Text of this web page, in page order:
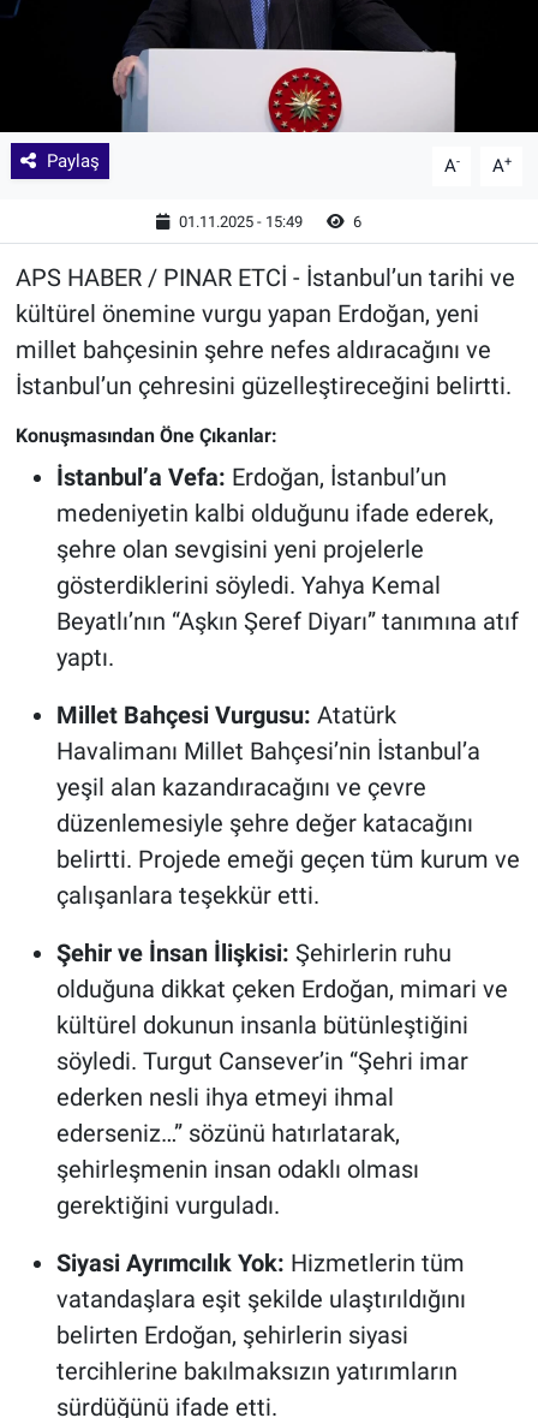
Paylaş A- A+
01.11.2025 - 15:49 6
APS HABER / PINAR ETCİ - İstanbul’un tarihi ve
kültürel önemine vurgu yapan Erdoğan, yeni
millet bahçesinin şehre nefes aldıracağını ve
İstanbul’un çehresini güzelleştireceğini belirtti.
Konuşmasından Öne Çıkanlar:
İstanbul’a Vefa: Erdoğan, İstanbul’un
medeniyetin kalbi olduğunu ifade ederek,
şehre olan sevgisini yeni projelerle
gösterdiklerini söyledi. Yahya Kemal
Beyatlı’nın “Aşkın Şeref Diyarı” tanımına atıf
yaptı.
Millet Bahçesi Vurgusu: Atatürk
Havalimanı Millet Bahçesi’nin İstanbul’a
yeşil alan kazandıracağını ve çevre
düzenlemesiyle şehre değer katacağını
belirtti. Projede emeği geçen tüm kurum ve
çalışanlara teşekkür etti.
Şehir ve İnsan İlişkisi: Şehirlerin ruhu
olduğuna dikkat çeken Erdoğan, mimari ve
kültürel dokunun insanla bütünleştiğini
söyledi. Turgut Cansever’in “Şehri imar
ederken nesli ihya etmeyi ihmal
ederseniz…” sözünü hatırlatarak,
şehirleşmenin insan odaklı olması
gerektiğini vurguladı.
Siyasi Ayrımcılık Yok: Hizmetlerin tüm
vatandaşlara eşit şekilde ulaştırıldığını
belirten Erdoğan, şehirlerin siyasi
tercihlerine bakılmaksızın yatırımların
sürdüğünü ifade etti.